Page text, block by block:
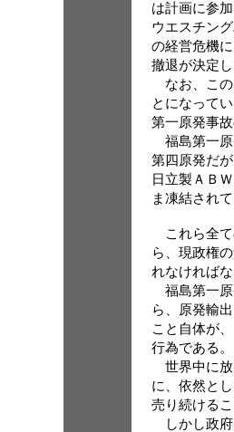
は計画に参
ウエスチン
の経営危機
撤退が決定
なお、この
とになって
第一原発事
福島第一原
第四原発だ
日立製ＡＢ
ま凍結され
これら全て
ら、現政権
れなければ
福島第一原
ら、原発輸
こと自体が
行為である。
世界中に放
に、依然と
売り続ける
しかし政府